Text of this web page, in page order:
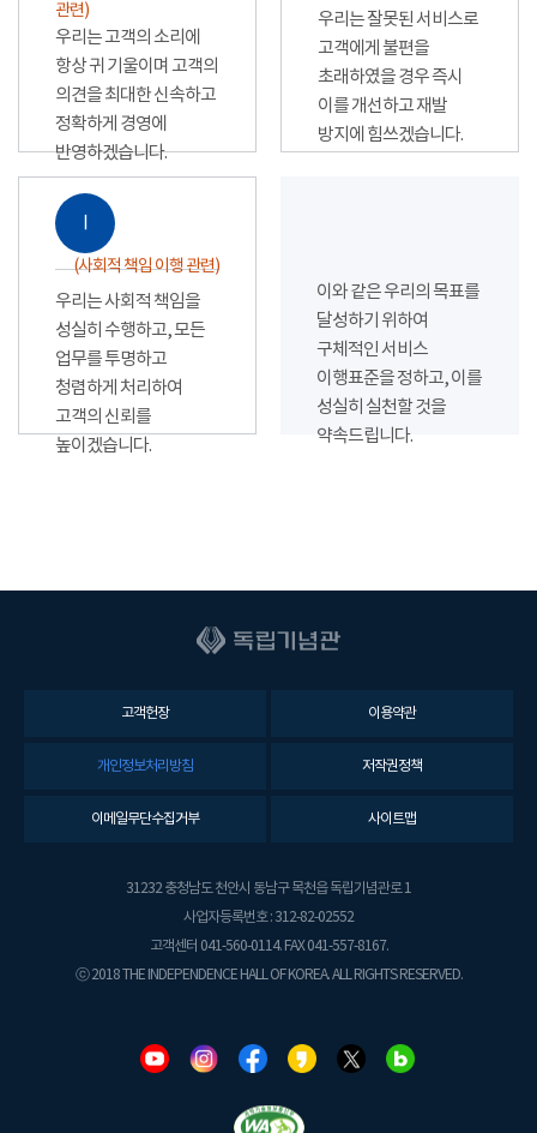
관련)
우리는 고객의 소리에
항상 귀 기울이며 고객의
의견을 최대한 신속하고
정확하게 경영에
반영하겠습니다.
우리는 잘못된 서비스로
고객에게 불편을
초래하였을 경우 즉시
이를 개선하고 재발
방지에 힘쓰겠습니다.
Ⅰ
(사회적 책임 이행 관련)
우리는 사회적 책임을
성실히 수행하고, 모든
업무를 투명하고
청렴하게 처리하여
고객의 신뢰를
높이겠습니다.
이와 같은 우리의 목표를
달성하기 위하여
구체적인 서비스
이행표준을 정하고, 이를
성실히 실천할 것을
약속드립니다.
고객헌장 이용약관
개인정보처리방침 저작권정책
이메일무단수집거부 사이트맵
31232 충청남도 천안시 동남구 목천읍 독립기념관로 1
사업자등록번호 : 312-82-02552
고객센터 041-560-0114. FAX 041-557-8167.
ⓒ 2018 THE INDEPENDENCE HALL OF KOREA. ALL RIGHTS RESERVED.